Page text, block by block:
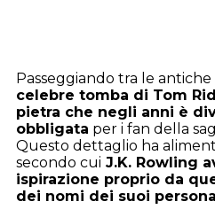
Passeggiando tra le antiche
celebre tomba di Tom
pietra che negli anni è
obbligata per i fan della
Questo dettaglio ha
secondo cui J.K. Rowling
ispirazione proprio da
dei nomi dei suoi